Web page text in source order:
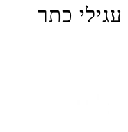
עגילי כתר